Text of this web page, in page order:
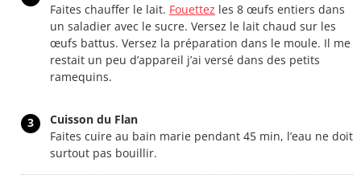
Faites chauffer le lait. Fouettez les 8 œufs entiers dans
un saladier avec le sucre. Versez le lait chaud sur les
œufs battus. Versez la préparation dans le moule. Il me
restait un peu d’appareil j’ai versé dans des petits
ramequins.
3
Cuisson du Flan
Faites cuire au bain marie pendant 45 min, l’eau ne doit
surtout pas bouillir.